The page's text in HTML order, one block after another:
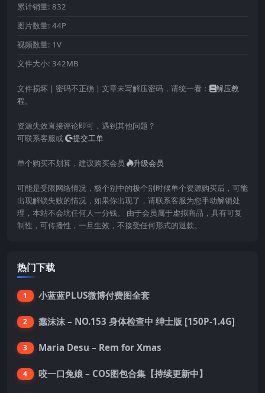
累计销量: 832
图片数量: 44P
视频数量: 1V
文件大小: 342MB
文件损坏 | 密码不正确 | 文章未写解压密码，请统一看：
解压教
程。
资源失效直接评论即可，遇到其他问题？
可联系客服或
提交工单
单个购买不划算，建议购买会员 升级会员
可能是受限网络情况，极个别中的极个别时候单个资源购买后，可能
出现解锁失败的情况，如果你出现了，请联系客服为您手动解锁处
理，本站不会坑任何人一分钱。 由于会员属于虚拟商品，具有可复
制性，可传播性，一旦生效，不接受任何形式的退款。
热门下载
1 小蓝蓝PLUS微博付费图全套
2 蠢沫沫 – NO.153 身体检查中 绅士版 [150P-1.4G]
3 Maria Desu – Rem for Xmas
4 咬一口兔娘 – COS图包合集【持续更新中】